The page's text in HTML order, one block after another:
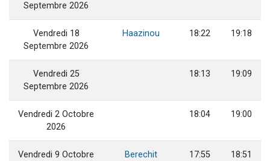
Septembre 2026
Vendredi 18
Septembre 2026
Haazinou 18:22 19:18
Vendredi 25
Septembre 2026
18:13 19:09
Vendredi 2 Octobre
2026
18:04 19:00
Vendredi 9 Octobre
Berechit 17:55 18:51